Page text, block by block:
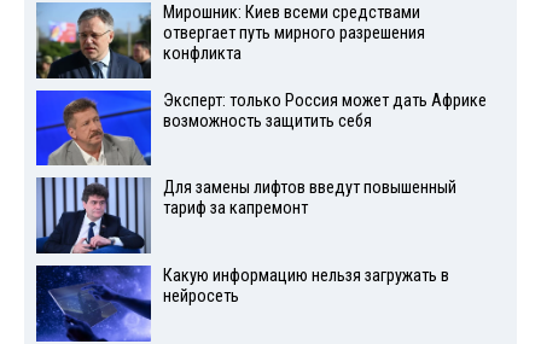
Мирошник: Киев всеми средствами
отвергает путь мирного разрешения
конфликта
Эксперт: только Россия может дать Африке
возможность защитить себя
Для замены лифтов введут повышенный
тариф за капремонт
Какую информацию нельзя загружать в
нейросеть